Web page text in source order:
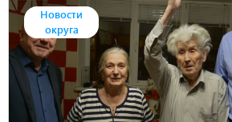
Новости
округа